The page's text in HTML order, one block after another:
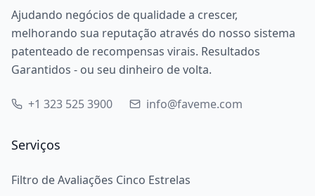
Ajudando negócios de qualidade a crescer,
melhorando sua reputação através do nosso sistema
patenteado de recompensas virais. Resultados
Garantidos - ou seu dinheiro de volta.
+1 323 525 3900 info@faveme.com
Serviços
Filtro de Avaliações Cinco Estrelas